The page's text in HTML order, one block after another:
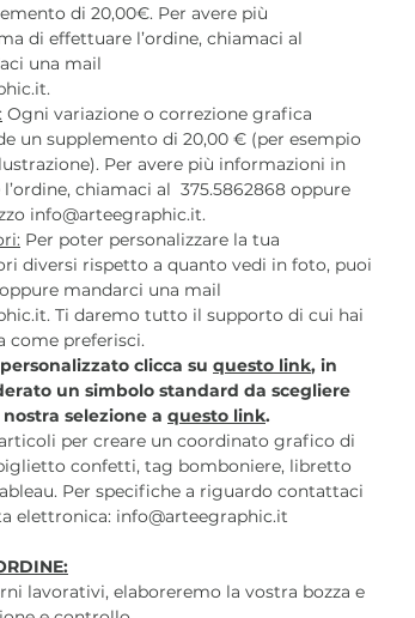
di 20,00€. Per avere più
di effettuare l’ordine, chiamaci al
una mail
Ogni variazione o correzione grafica
un supplemento di 20,00 € (per esempio
Per avere più informazioni in
chiamaci al 375.5862868 oppure
info@arteegraphic.it.
Per poter personalizzare la tua
diversi rispetto a quanto vedi in foto, puoi
mandarci una mail
Ti daremo tutto il supporto di cui hai
come preferisci.
clicca su questo link, in
un simbolo standard da scegliere
selezione a questo link.
per creare un coordinato grafico di
confetti, tag bomboniere, libretto
Per specifiche a riguardo contattaci
elettronica: info@arteegraphic.it
lavorativi, elaboreremo la vostra bozza e